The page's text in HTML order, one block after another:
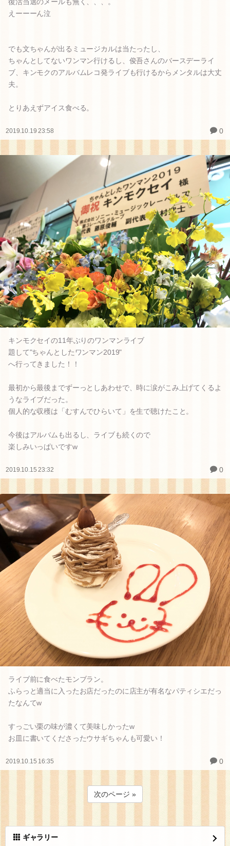
復活当選のメールも無く、、、。
えーーーん泣
でも文ちゃんが出るミュージカルは当たったし、
ちゃんとしてないワンマン行けるし、俊吾さんのバースデーライ
ブ、キンモクのアルバムレコ発ライブも行けるからメンタルは大丈
夫。
とりあえずアイス食べる。
2019.10.19 23:58 0
キンモクセイの11年ぶりのワンマンライブ
題して"ちゃんとしたワンマン2019"
へ行ってきました！！
最初から最後までずーっとしあわせで、時に涙がこみ上げてくるよ
うなライブだった。
個人的な収穫は「むすんでひらいて」を生で聴けたこと。
今後はアルバムも出るし、ライブも続くので
楽しみいっぱいですw
2019.10.15 23:32 0
ライブ前に食べたモンブラン。
ふらっと適当に入ったお店だったのに店主が有名なパティシエだっ
たなんてw
すっごい栗の味が濃くて美味しかったw
お皿に書いてくださったウサギちゃんも可愛い！
2019.10.15 16:35 0
次のページ »
ギャラリー